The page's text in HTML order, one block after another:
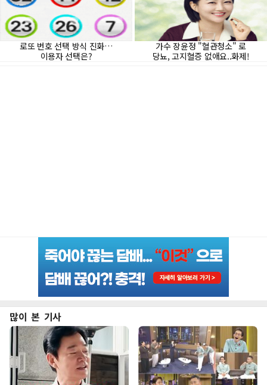
많이 본 기사